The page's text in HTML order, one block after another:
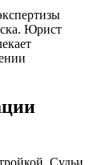
Юрист
Судьи